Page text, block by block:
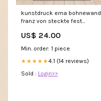
kunstdruck erna bohnewand
franz von steckte fest
US$ 24.00
Min. order: 1 piece
★★★★★4.1 (14 reviews)
Sold : Login>>